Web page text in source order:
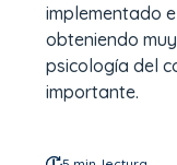
implementado
obteniendo
psicología del
importante.